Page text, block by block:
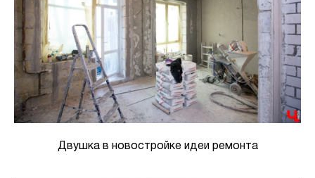
Двушка в новостройке идеи ремонта